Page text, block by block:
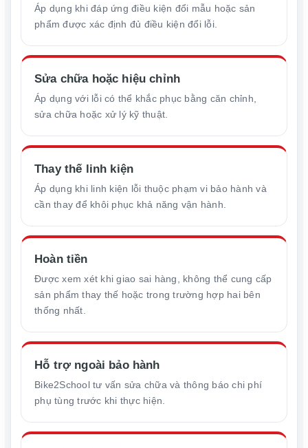
Áp dụng khi đáp ứng điều kiện đổi mẫu hoặc sản
phẩm được xác định đủ điều kiện đổi lỗi.
Sửa chữa hoặc hiệu chỉnh
Áp dụng với lỗi có thể khắc phục bằng căn chỉnh,
sửa chữa hoặc xử lý kỹ thuật.
Thay thế linh kiện
Áp dụng khi linh kiện lỗi thuộc phạm vi bảo hành và
cần thay để khôi phục khả năng vận hành.
Hoàn tiền
Được xem xét khi giao sai hàng, không thể cung cấp
sản phẩm thay thế hoặc trong trường hợp hai bên
thống nhất.
Hỗ trợ ngoài bảo hành
Bike2School tư vấn sửa chữa và thông báo chi phí
phụ tùng trước khi thực hiện.